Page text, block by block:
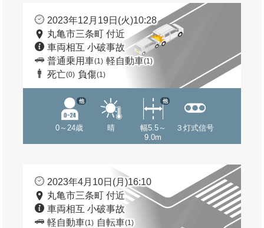
2023年12月19日(火)10:28
丸亀市三条町 付近
車両相互 小破事故
普通乗用車(1) 軽自動車(1)
死亡(0) 負傷(1)
0～24歳
他
晴
幅5.5～
9.0m
他
３灯式信号
2023年4月10日(月)16:10
丸亀市三条町 付近
車両相互 小破事故
軽自動車(1) 自転車(1)